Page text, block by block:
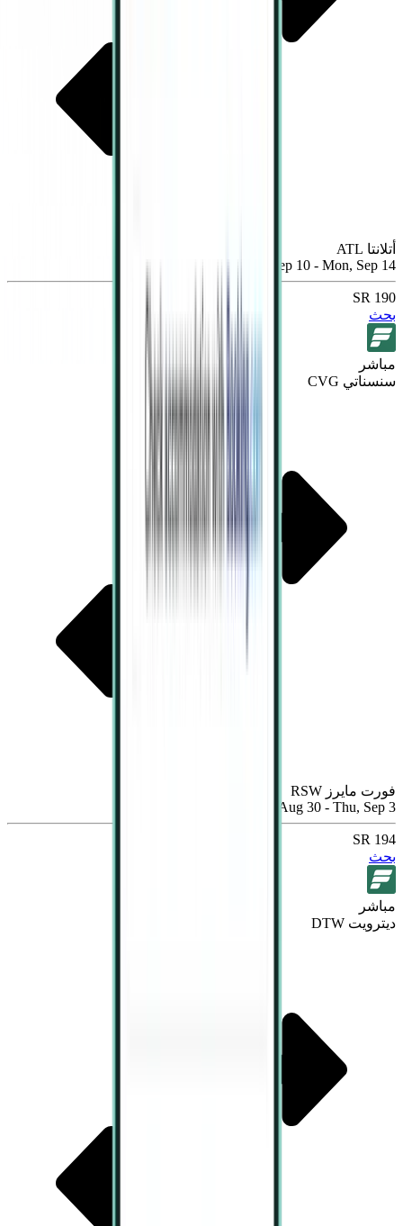
أتلانتا ATL
Thu, Sep 10 - Mon, Sep 14
190 SR
بحث
مباشر
سنسناتي CVG
فورت مايرز RSW
Sun, Aug 30 - Thu, Sep 3
194 SR
بحث
مباشر
ديترويت DTW